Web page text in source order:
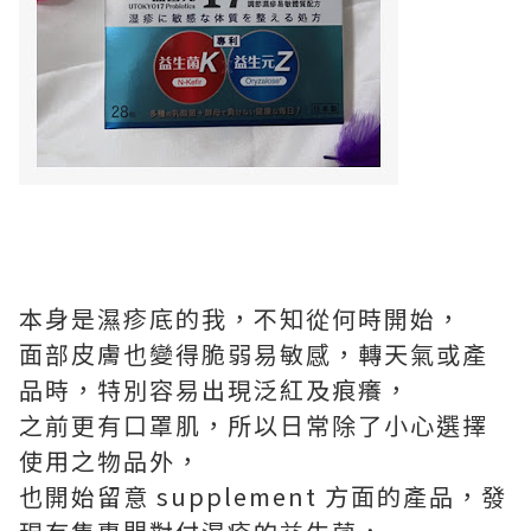
本⾝是濕疹底的我，不知從何時開始，
⾯部⽪膚也變得脆弱易敏感，轉天氣或產
品時，特別容易出現泛紅及痕癢，
之前更有⼝罩肌，所以⽇常除了⼩⼼選擇
使⽤之物品外，
也開始留意 supplement ⽅⾯的產品，發